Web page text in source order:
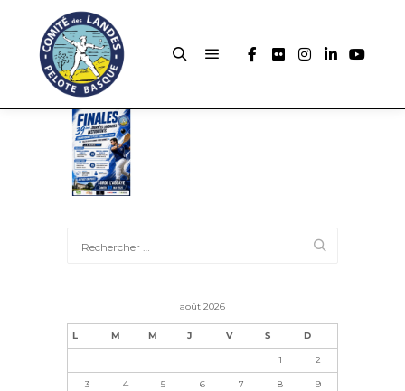
août 2026
L M M J V S D
1 2
3 4 5 6 7 8 9